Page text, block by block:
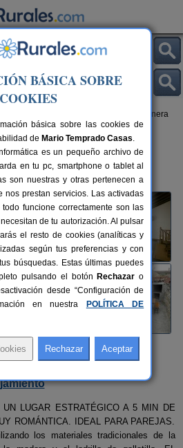
> Casa Rural La Rinconera
10 km de Ávila
LUGAR ESTRATÉGICO A 5 MIN DE
ROMÁNTICA. IDEAL PARA PAREJAS.
los materiales tradicionales de la
BÁSICA SOBRE
COOKIES
básica sobre las cookies de
de Mario Temprado Casas.
es un pequeño archivo de
en tu pc, smartphone o tablet al
son nuestras y otras pertenecen a
nos prestan servicios. Las activadas
funcione correctamente son las
de tu autorización. Al pulsar
el resto de cookies (analíticas y
según tus preferencias y con
búsquedas. Estas últimas puedes
pulsando el botón Rechazar o
desde “Configuración de
en nuestra
POLÍTICA DE